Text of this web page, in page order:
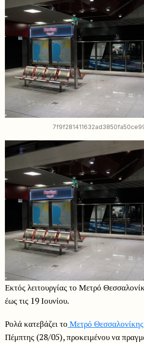
Εκτός λειτουργίας το Μετρό
έως τις 19 Ιουνίου.
Ρολά κατεβάζει το Μετρό Θεσσαλονίκης
Πέμπτης (28/05), προκειμένου να